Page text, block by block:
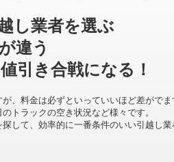
し業者を選ぶ
違う
引き合戦になる！
、料金は必ずといっていいほど差がでま
トラックの空き状況など様々です。
して、効率的に一番条件のいい引越し